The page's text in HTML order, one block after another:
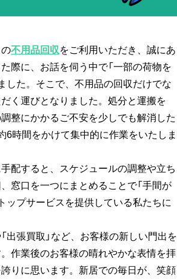
不用品回収をご利用いただき、誠にあ
際に、お話を伺う中で「一部の荷物を
した。そこで、不用品の回収だけでな
く運びとなりました。処分と運搬を
整にかかるご不安を少しでも解消した
時間をかけて集中的に作業をいたしま
配すると、スケジュールの調整や立ち
窓口を一つにまとめることで「手間が
ップサービスを提供している私たちに
張買取」など、お客様の新しい門出を
作業後のお客様の晴れやかな表情を拝
りに思います。新居での毎日が、笑顔